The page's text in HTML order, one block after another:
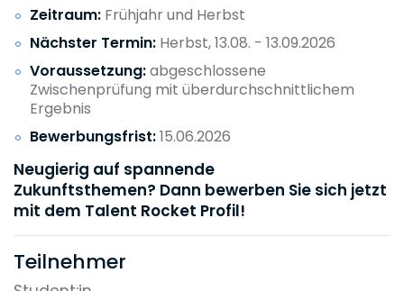
Zeitraum: Frühjahr und Herbst
Nächster Termin: Herbst, 13.08. - 13.09.2026
Voraussetzung:abgeschlossene
Zwischenprüfung mit überdurchschnittlichem
Ergebnis
Bewerbungsfrist:15.06.2026
Neugierig auf spannende
Zukunftsthemen? Dann bewerben Sie sich jetzt
mit dem Talent Rocket Profil!
Teilnehmer